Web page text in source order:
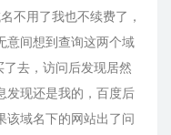
不用了我也不续费了，
意间想到查询这两个域
了去，访问后发现居然
发现还是我的，百度后
该域名下的网站出了问